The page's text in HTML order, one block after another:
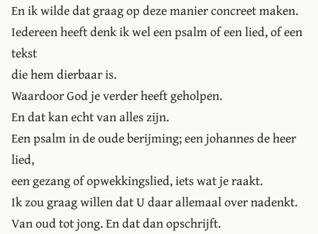
En ik wilde dat graag op deze manier concreet maken.
Iedereen heeft denk ik wel een psalm of een lied, of een
tekst
die hem dierbaar is.
Waardoor God je verder heeft geholpen.
En dat kan echt van alles zijn.
Een psalm in de oude berijming; een johannes de heer
lied,
een gezang of opwekkingslied, iets wat je raakt.
Ik zou graag willen dat U daar allemaal over nadenkt.
Van oud tot jong. En dat dan opschrijft.